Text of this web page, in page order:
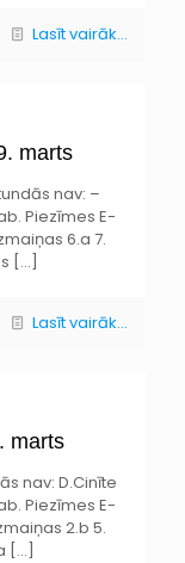
Lasīt vairāk...
marts
nav: –
Piezīmes E-
6.a 7.
[…]
Lasīt vairāk...
marts
nav: D.Cinīte
Piezīmes E-
2.b 5.
[…]